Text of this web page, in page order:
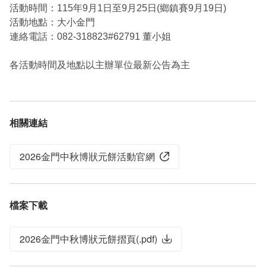
活動時間：115年9月1日至9月25日(鄉鎮賽9月19日)
活動地點：大小金門
連絡電話：082-318823#62791 董小姐
各活動時間及地點以主辦單位最新公告為主
相關連結
2026金門中秋博狀元餅活動官網
檔案下載
2026金門中秋博狀元餅摺頁(.pdf)